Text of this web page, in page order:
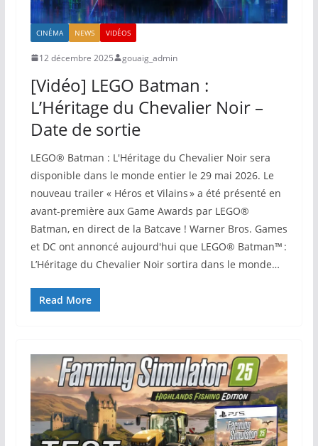
CINÉMA NEWS VIDÉOS
12 décembre 2025 gouaig_admin
[Vidéo] LEGO Batman :
L’Héritage du Chevalier Noir –
Date de sortie
LEGO® Batman : L'Héritage du Chevalier Noir sera
disponible dans le monde entier le 29 mai 2026. Le
nouveau trailer « Héros et Vilains » a été présenté en
avant-première aux Game Awards par LEGO®
Batman, en direct de la Batcave ! Warner Bros. Games
et DC ont annoncé aujourd'hui que LEGO® Batman™ :
L’Héritage du Chevalier Noir sortira dans le monde…
Read More